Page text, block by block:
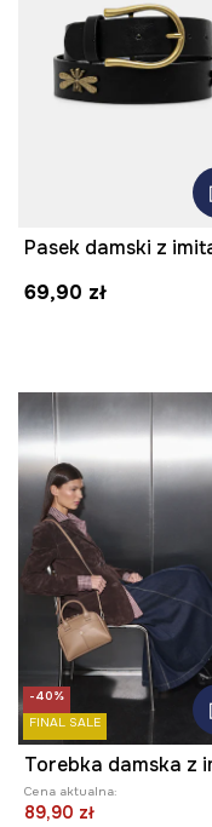
69,90 zł
-40%
FINAL SALE
Cena aktualna:
89,90 zł